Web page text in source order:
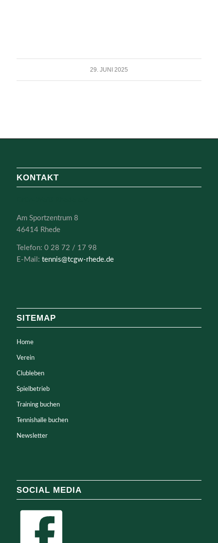
29. JUNI 2025
KONTAKT
Am Sportzentrum 8
46414 Rhede
Telefon: 0 28 72 / 17 98
E-Mail: tennis@tcgw-rhede.de
SITEMAP
Home
Verein
Clubleben
Spielbetrieb
Training buchen
Tennishalle buchen
Newsletter
SOCIAL MEDIA